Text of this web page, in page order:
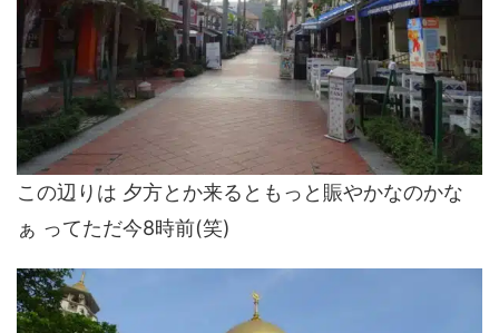
この辺りは 夕方とか来るともっと賑やかなのかな
ぁ ってただ今8時前(笑)